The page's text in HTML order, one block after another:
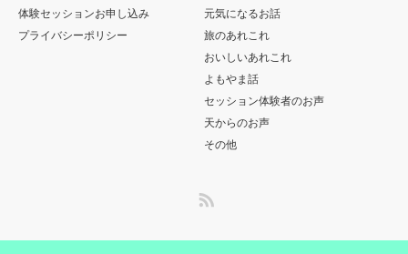
体験セッションお申し込み
プライバシーポリシー
元気になるお話
旅のあれこれ
おいしいあれこれ
よもやま話
セッション体験者のお声
天からのお声
その他